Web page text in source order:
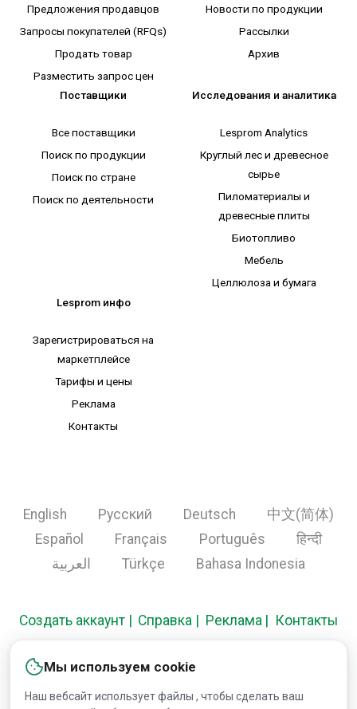
Мы используем cookie
Наш вебсайт использует файлы , чтобы сделать ваш
Предложения продавцов
Запросы покупателей (RFQs)
Продать товар
Разместить запрос цен
Новости по продукции
Рассылки
Архив
Поставщики
Все поставщики
Поиск по продукции
Поиск по стране
Поиск по деятельности
Исследования и аналитика
Lesprom Analytics
Круглый лес и древесное
сырье
Пиломатериалы и
древесные плиты
Биотопливо
Мебель
Целлюлоза и бумага
Lesprom инфо
Зарегистрироваться на
маркетплейсе
Тарифы и цены
Реклама
Контакты
English Русский Deutsch
中文(简体)
Español
Français Português
हिन्दी
العربية
Türkçe Bahasa Indonesia
Создать аккаунт Справка Реклама Контакты
Copyright © 2000-2026 Lesprom Network. Все права